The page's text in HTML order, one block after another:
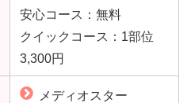
安心コース：無料
クイックコース：1部位
3,300円
メディオスター